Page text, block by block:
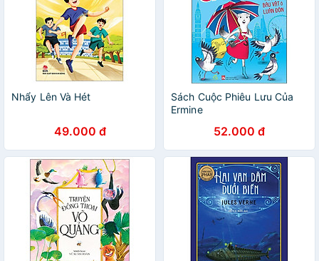
Nhẩy Lên Và Hét
49.000 đ
Sách Cuộc Phiêu Lưu Của
Ermine
52.000 đ